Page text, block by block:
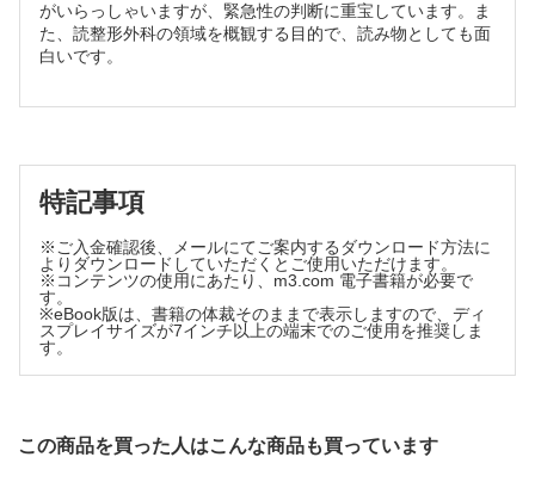
内科病棟診療のためのPractice-Changing Evidence いつも
の診療をアップデート
第5回 グラム陰性桿菌菌血症の治療期間【鈴木智晴】
第4回 認知症の患者に抗認知症薬は必要か？【井上真一郎，
こんなにも面白い医学の世界 からだのトリビア教えます
第100回 医師にヒゲはいるのか？【中尾篤典】
そのモヤモヤちょっと考えてみませんか？ 臨床倫理はじめ
て講座
第2回 がん患者さんの足が動かなくなったら 〜脊髄圧迫：放
がいらっしゃいますが、緊急性の判断に重宝しています。ま
た、読整形外科の領域を概観する目的で、読み物としても面
白いです。
特記事項
※ご入金確認後、メールにてご案内するダウンロード方法に
よりダウンロードしていただくとご使用いただけます。
※コンテンツの使用にあたり、m3.com 電子書籍が必要で
す。
※eBook版は、書籍の体裁そのままで表示しますので、ディ
スプレイサイズが7インチ以上の端末でのご使用を推奨しま
す。
この商品を買った人はこんな商品も買っています